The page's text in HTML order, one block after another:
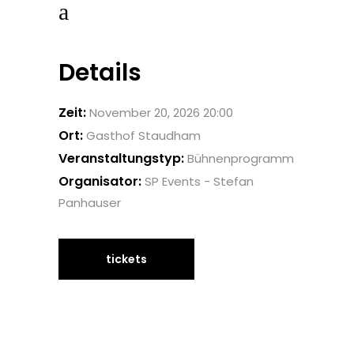
Details
Zeit:November 20, 2026 20:00
Ort:Gasthof Staudham
Veranstaltungstyp:Bühnenprogramm
Organisator:SP Events - Stefan
Panhauser
tickets